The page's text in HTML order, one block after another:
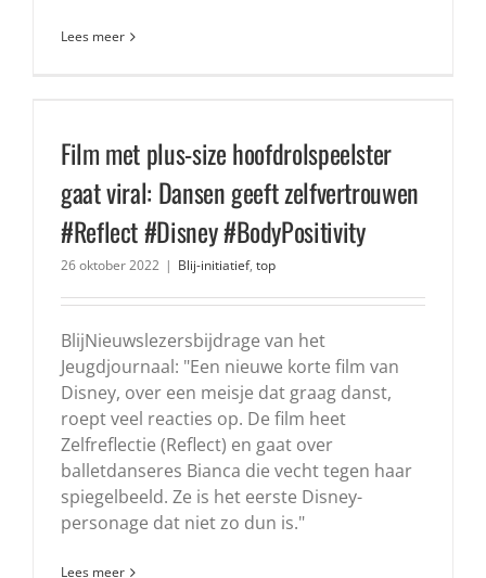
Lees meer
Film met plus-size hoofdrolspeelster
gaat viral: Dansen geeft zelfvertrouwen
#Reflect #Disney #BodyPositivity
26 oktober 2022 | Blij-initiatief, top
BlijNieuwslezersbijdrage van het
Jeugdjournaal: "Een nieuwe korte film van
Disney, over een meisje dat graag danst,
roept veel reacties op. De film heet
Zelfreflectie (Reflect) en gaat over
balletdanseres Bianca die vecht tegen haar
spiegelbeeld. Ze is het eerste Disney-
personage dat niet zo dun is."
Lees meer